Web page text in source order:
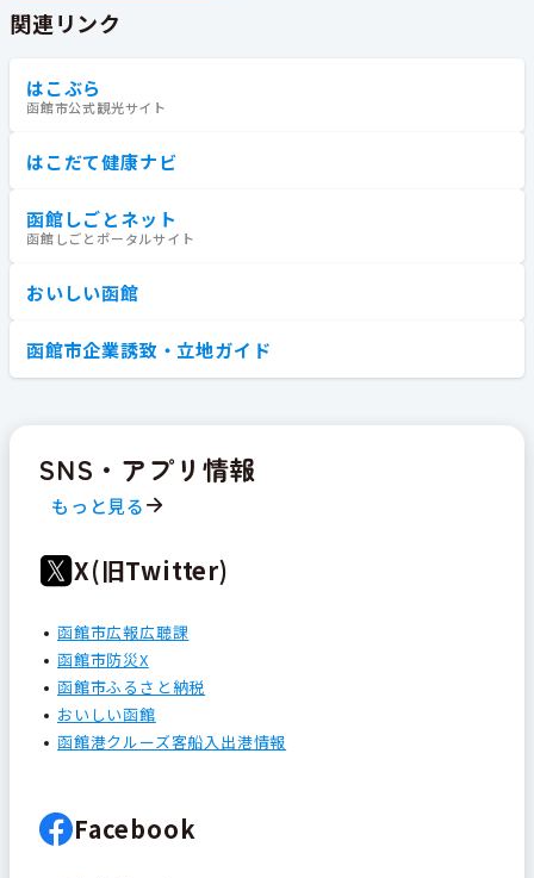
関連リンク
はこぶら
函館市公式観光サイト
はこだて健康ナビ
函館しごとネット
函館しごとポータルサイト
おいしい函館
函館市企業誘致・立地ガイド
SNS・アプリ情報
もっと見る
X(旧Twitter)
函館市広報広聴課
函館市防災X
函館市ふるさと納税
おいしい函館
函館港クルーズ客船入出港情報
Facebook